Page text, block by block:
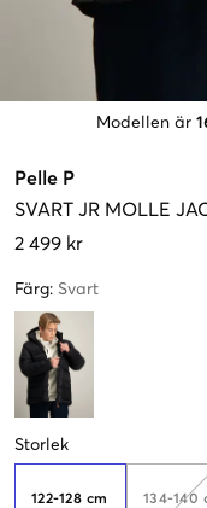
Modellen är
Pelle P
SVART JR MOLLE
2 499 kr
Färg: Svart
Storlek
122-128 cm 134-140